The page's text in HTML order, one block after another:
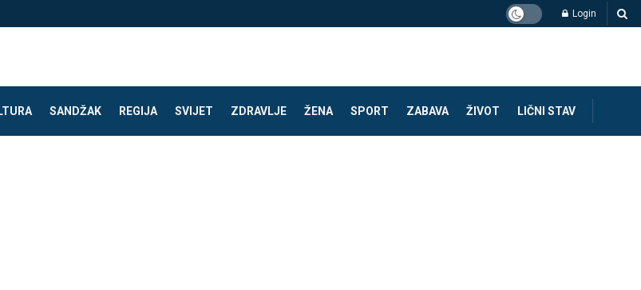
Login
SANDŽAK REGIJA SVIJET ZDRAVLJE ŽENA SPORT ZABAVA ŽIVOT LIČNI STAV